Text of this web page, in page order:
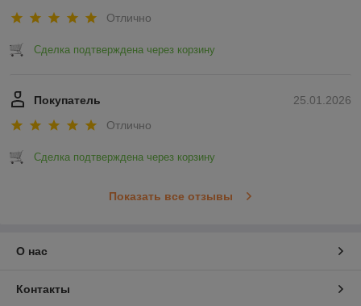
Отлично
Сделка подтверждена через корзину
25.01.2026
Покупатель
Отлично
Сделка подтверждена через корзину
Показать все отзывы
О нас
Контакты